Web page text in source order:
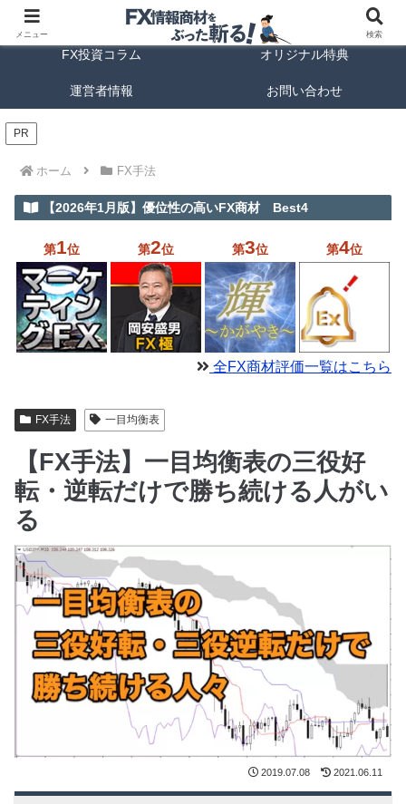
FX商材ランキング FX手法解説
FX投資コラム オリジナル特典
運営者情報 お問い合わせ
PR
ホーム FX手法
【2026年1月版】優位性の高いFX商材 Best4
第1位 第2位 第3位 第4位
全FX商材評価一覧はこちら
FX手法 一目均衡表
【FX手法】一目均衡表の三役好
転・逆転だけで勝ち続ける人がい
る
2019.07.08 2021.06.11
メニュー 検索